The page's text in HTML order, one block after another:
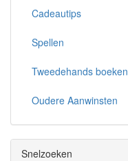
Cadeautips
Spellen
Tweedehands boeken
Oudere Aanwinsten
Snelzoeken